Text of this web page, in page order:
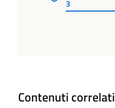
3
Contenuti correlati